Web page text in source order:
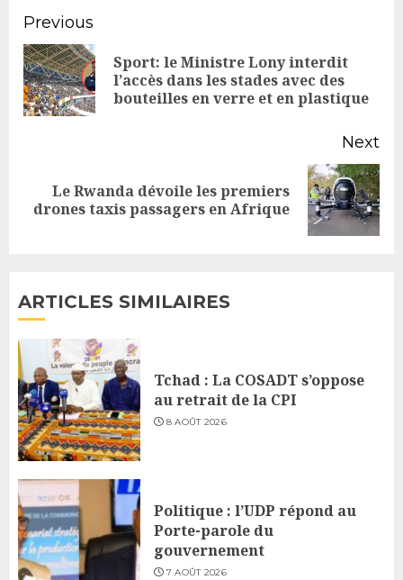
Continue
Reading
Previous
Sport: le Ministre Lony interdit
l’accès dans les stades avec des
bouteilles en verre et en plastique
Next
Next
post:
Le Rwanda dévoile les premiers
drones taxis passagers en Afrique
ARTICLES SIMILAIRES
Tchad : La COSADT s’oppose
au retrait de la CPI
8 AOÛT 2026
Politique : l’UDP répond au
Porte-parole du
gouvernement
7 AOÛT 2026